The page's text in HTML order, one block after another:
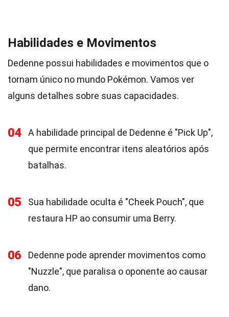
Habilidades e Movimentos
Dedenne possui habilidades e movimentos que o
tornam único no mundo Pokémon. Vamos ver
alguns detalhes sobre suas capacidades.
04
A habilidade principal de Dedenne é "Pick Up",
que permite encontrar itens aleatórios após
batalhas.
05
Sua habilidade oculta é "Cheek Pouch", que
restaura HP ao consumir uma Berry.
06
Dedenne pode aprender movimentos como
"Nuzzle", que paralisa o oponente ao causar
dano.